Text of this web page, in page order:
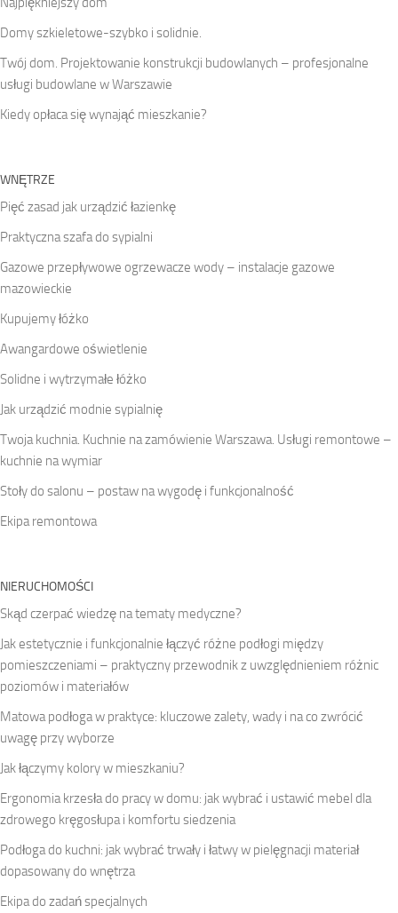
Domy szkieletowe-szybko i solidnie.
Twój dom. Projektowanie konstrukcji budowlanych – profesjonalne
usługi budowlane w Warszawie
Kiedy opłaca się wynająć mieszkanie?
WNĘTRZE
Pięć zasad jak urządzić łazienkę
Praktyczna szafa do sypialni
Gazowe przepływowe ogrzewacze wody – instalacje gazowe
mazowieckie
Kupujemy łóżko
Awangardowe oświetlenie
Solidne i wytrzymałe łóżko
Jak urządzić modnie sypialnię
Twoja kuchnia. Kuchnie na zamówienie Warszawa. Usługi remontowe –
kuchnie na wymiar
Stoły do salonu – postaw na wygodę i funkcjonalność
Ekipa remontowa
NIERUCHOMOŚCI
Skąd czerpać wiedzę na tematy medyczne?
Jak estetycznie i funkcjonalnie łączyć różne podłogi między
pomieszczeniami – praktyczny przewodnik z uwzględnieniem różnic
poziomów i materiałów
Matowa podłoga w praktyce: kluczowe zalety, wady i na co zwrócić
uwagę przy wyborze
Jak łączymy kolory w mieszkaniu?
Ergonomia krzesła do pracy w domu: jak wybrać i ustawić mebel dla
zdrowego kręgosłupa i komfortu siedzenia
Podłoga do kuchni: jak wybrać trwały i łatwy w pielęgnacji materiał
dopasowany do wnętrza
Ekipa do zadań specjalnych